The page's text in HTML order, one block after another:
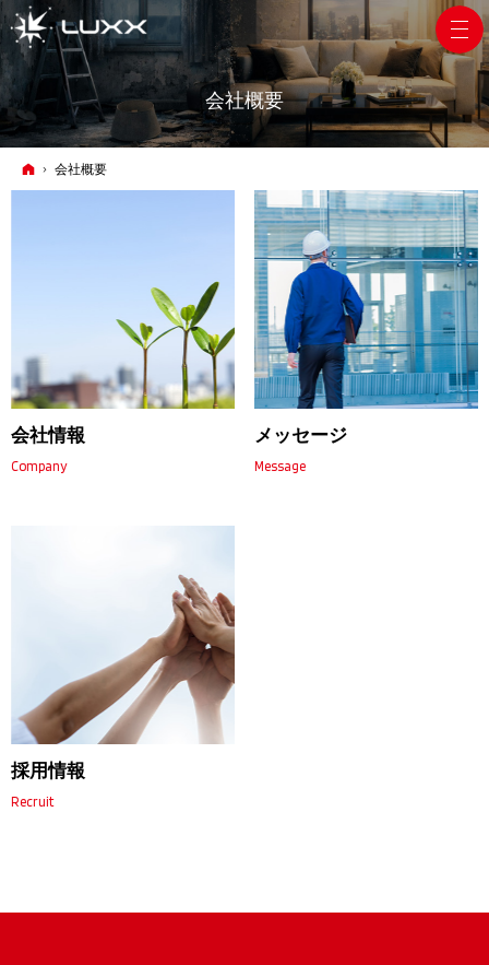
会社概要
ホーム
会社概要
会社情報
Company
メッセージ
Message
採用情報
Recruit